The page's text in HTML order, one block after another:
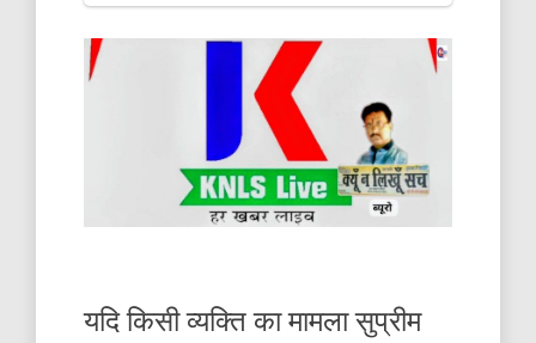
यदि किसी व्यक्ति का मामला सुप्रीम